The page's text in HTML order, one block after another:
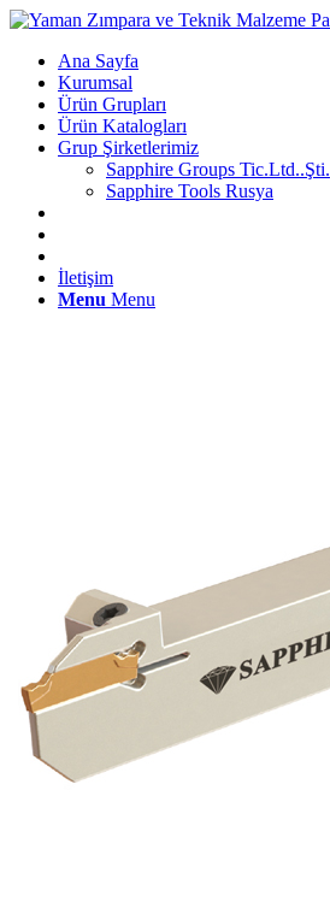
Ana Sayfa
Kurumsal
Ürün Grupları
Ürün Katalogları
Grup Şirketlerimiz
Sapphire Groups Tic.Ltd..Şti.
Sapphire Tools Rusya
İletişim
Menu Menu